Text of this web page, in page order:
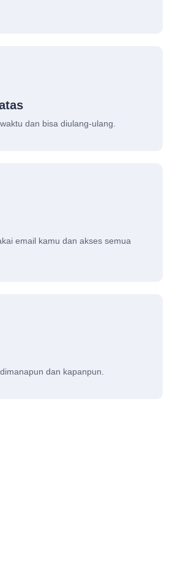
dan bisa diulang-ulang.
email kamu dan akses semua
dan kapanpun.